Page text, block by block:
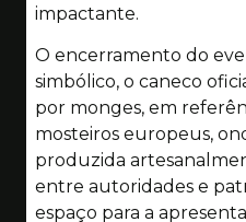
impactante.
O encerramento do
simbólico, o caneco
por monges, em
mosteiros europeus,
produzida
entre autoridades e
espaço para a